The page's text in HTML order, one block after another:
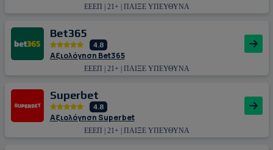
ΕΕΕΠ | 21+ | ΠΑΙΞΕ ΥΠΕΥΘΥΝΑ
Bet365
4.8
Αξιολόγηση Bet365
ΕΕΕΠ | 21+ | ΠΑΙΞΕ ΥΠΕΥΘΥΝΑ
Superbet
4.8
Αξιολόγηση Superbet
ΕΕΕΠ | 21+ | ΠΑΙΞΕ ΥΠΕΥΘΥΝΑ